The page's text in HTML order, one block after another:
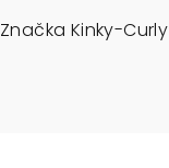
Značka Kinky-Curly